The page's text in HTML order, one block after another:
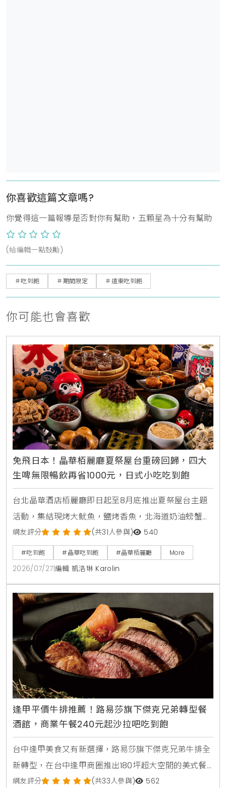
你喜歡這篇文章嗎?
你覺得這一篇報導是否對你有幫助，五顆星為十分有幫助
(給編輯一點鼓勵)
＃吃到飽 ＃期間限定 ＃遠東吃到飽
你可能也會喜歡
免飛日本！晶華栢麗廳夏祭屋台重磅回歸，四大
生啤無限暢飲再省1000元，日式小吃吃到飽
台北晶華酒店栢麗廳即日起至8月底推出夏祭屋台主題
活動，集結現烤大魷魚，鹽烤香魚，北海道奶油螃蟹燒
及甜蝦鮭魚親子丼等十數款日本街邊美食，搭配日本四
大生啤無限暢飲，下載晶華會APP領取折價券，4人同
行最高可折抵1000元，是暑假聚餐首選。
網友評分 (共31人參與) 540
#吃到飽 #晶華吃到飽 #晶華栢麗廳 More
2026/07/27 編輯 凱洛琳 Karolin
逢甲平價牛排推薦！路易莎旗下傑克兄弟轉型餐
酒館，商業午餐240元起沙拉吧吃到飽
台中逢甲美食又有新選擇，路易莎旗下傑克兄弟牛排全
新轉型，在台中逢甲商圈推出180坪超大空間的美式餐
酒館新店型。主打從早午餐，商業午餐到深夜餐酒全時
網友評分 (共33人參與) 562